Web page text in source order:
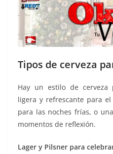
Tipos de cerveza
Hay un estilo de cerveza
ligera y refrescante para
para las noches frías, o
momentos de reflexión.
Lager y Pilsner para